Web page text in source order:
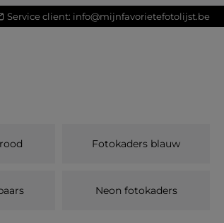
Service client: info@mijnfavorietefotolijst.be
Fotokaders blauw
Neon fotokaders